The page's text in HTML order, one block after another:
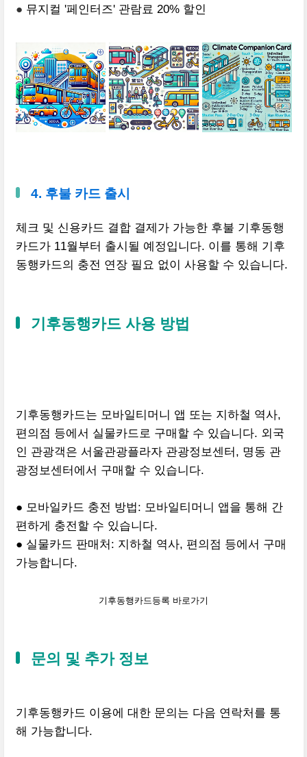
● 뮤지컬 '페인터즈' 관람료 20% 할인
4. 후불 카드 출시
체크 및 신용카드 결합 결제가 가능한 후불 기후동행
카드가 11월부터 출시될 예정입니다. 이를 통해 기후
동행카드의 충전 연장 필요 없이 사용할 수 있습니다.
기후동행카드 사용 방법
기후동행카드는 모바일티머니 앱 또는 지하철 역사,
편의점 등에서 실물카드로 구매할 수 있습니다. 외국
인 관광객은 서울관광플라자 관광정보센터, 명동 관
광정보센터에서 구매할 수 있습니다.
● 모바일카드 충전 방법: 모바일티머니 앱을 통해 간
편하게 충전할 수 있습니다.
● 실물카드 판매처: 지하철 역사, 편의점 등에서 구매
가능합니다.
기후동행카드등록 바로가기
문의 및 추가 정보
기후동행카드 이용에 대한 문의는 다음 연락처를 통
해 가능합니다.